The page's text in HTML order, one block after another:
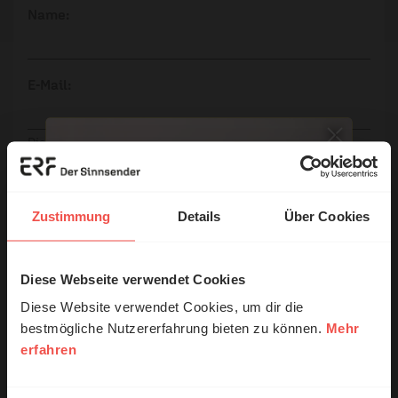
Zustimmung Details Über Cookies
Diese Webseite verwendet Cookies
Diese Website verwendet Cookies, um dir die
bestmögliche Nutzererfahrung bieten zu können. Mehr
erfahren
Die E-Mail-Adresse wird nicht veröffentlicht.
Kommentar:
Meinen Kommentar nicht öffentlich teilen.
Ich bin damit einverstanden, dass meine Angaben
anonymisiert erfasst und zum Zweck der
© Ruth Schneider / ERF